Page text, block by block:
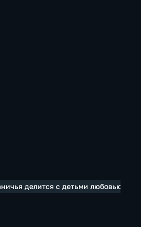
делится с детьми любовью к